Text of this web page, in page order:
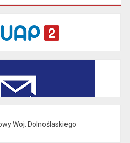
Woj. Dolnoślaskiego